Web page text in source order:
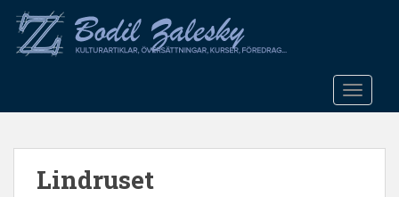
o
Lindruset